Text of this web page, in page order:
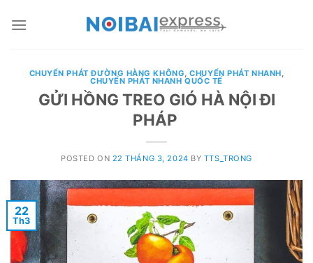
CHUYỂN PHÁT ĐƯỜNG HÀNG KHÔNG,CHUYỂN PHÁT NHANH,
CHUYỂN PHÁT NHANH QUỐC TẾ
GỬI HỒNG TREO GIÓ HÀ NỘI ĐI
PHÁP
POSTED ON 22 THÁNG 3, 2024 BY TTS_TRONG
22
Th3